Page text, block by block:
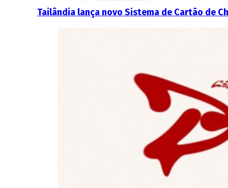
Tailândia lança novo Sistema de Cartão de